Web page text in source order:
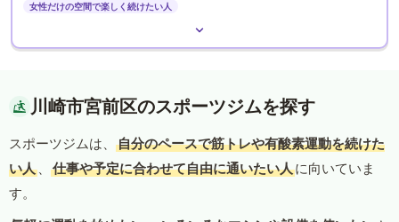
女性だけの空間で楽しく続けたい人
川崎市宮前区のスポーツジムを探す
スポーツジムは、
自分のペースで筋トレや有酸素運動を続けた
い人 、 仕事や予定に合わせて自由に通いたい人に向いていま
す。